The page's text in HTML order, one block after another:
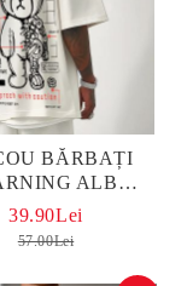
BĂRBAȚI
ALB
39.90Lei
57.00Lei